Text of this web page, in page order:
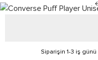
Siparişin 1-3 iş